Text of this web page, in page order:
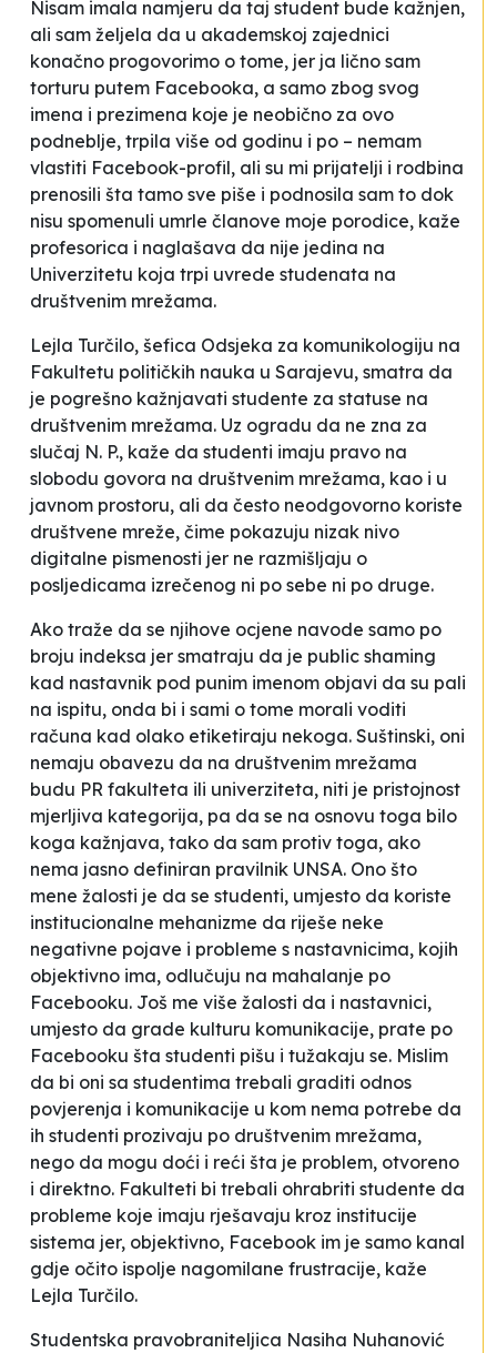
Nisam imala namjeru da taj student bude kažnjen,
ali sam željela da u akademskoj zajednici
konačno progovorimo o tome, jer ja lično sam
torturu putem Facebooka, a samo zbog svog
imena i prezimena koje je neobično za ovo
podneblje, trpila više od godinu i po – nemam
vlastiti Facebook-profil, ali su mi prijatelji i rodbina
prenosili šta tamo sve piše i podnosila sam to dok
nisu spomenuli umrle članove moje porodice, kaže
profesorica i naglašava da nije jedina na
Univerzitetu koja trpi uvrede studenata na
društvenim mrežama.
Lejla Turčilo, šefica Odsjeka za komunikologiju na
Fakultetu političkih nauka u Sarajevu, smatra da
je pogrešno kažnjavati studente za statuse na
društvenim mrežama. Uz ogradu da ne zna za
slučaj N. P., kaže da studenti imaju pravo na
slobodu govora na društvenim mrežama, kao i u
javnom prostoru, ali da često neodgovorno koriste
društvene mreže, čime pokazuju nizak nivo
digitalne pismenosti jer ne razmišljaju o
posljedicama izrečenog ni po sebe ni po druge.
Ako traže da se njihove ocjene navode samo po
broju indeksa jer smatraju da je public shaming
kad nastavnik pod punim imenom objavi da su pali
na ispitu, onda bi i sami o tome morali voditi
računa kad olako etiketiraju nekoga. Suštinski, oni
nemaju obavezu da na društvenim mrežama
budu PR fakulteta ili univerziteta, niti je pristojnost
mjerljiva kategorija, pa da se na osnovu toga bilo
koga kažnjava, tako da sam protiv toga, ako
nema jasno definiran pravilnik UNSA. Ono što
mene žalosti je da se studenti, umjesto da koriste
institucionalne mehanizme da riješe neke
negativne pojave i probleme s nastavnicima, kojih
objektivno ima, odlučuju na mahalanje po
Facebooku. Još me više žalosti da i nastavnici,
umjesto da grade kulturu komunikacije, prate po
Facebooku šta studenti pišu i tužakaju se. Mislim
da bi oni sa studentima trebali graditi odnos
povjerenja i komunikacije u kom nema potrebe da
ih studenti prozivaju po društvenim mrežama,
nego da mogu doći i reći šta je problem, otvoreno
i direktno. Fakulteti bi trebali ohrabriti studente da
probleme koje imaju rješavaju kroz institucije
sistema jer, objektivno, Facebook im je samo kanal
gdje očito ispolje nagomilane frustracije, kaže
Lejla Turčilo.
Studentska pravobraniteljica Nasiha Nuhanović